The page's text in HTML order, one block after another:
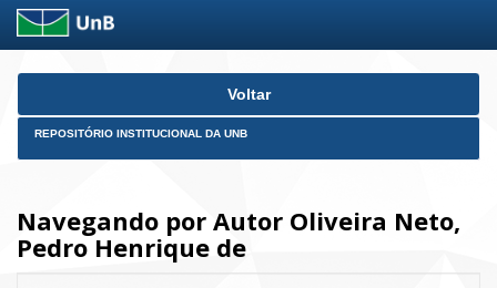
Skip
Voltar
REPOSITÓRIO INSTITUCIONAL DA UNB
Navegando por Autor Oliveira Neto,
Pedro Henrique de